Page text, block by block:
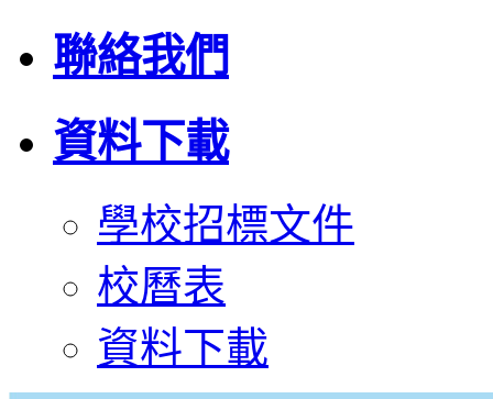
聯絡我們
資料下載
學校招標文件
校曆表
資料下載